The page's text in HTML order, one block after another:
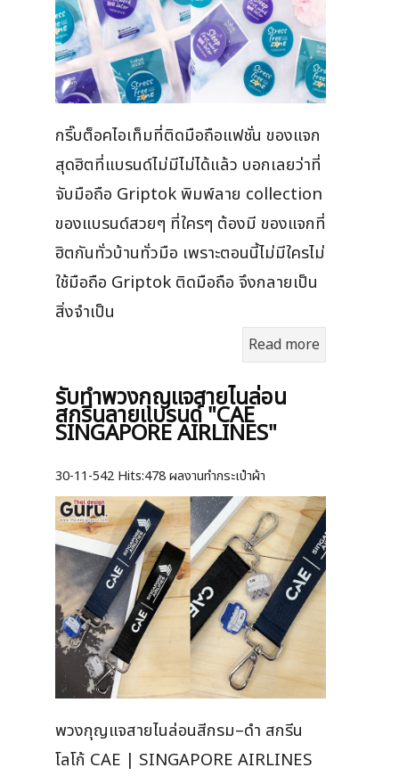
กริ๊บต็อคไอเท็มที่ติดมือถือแฟชั่น ของแจก
สุดฮิตที่แบรนด์ไม่มีไม่ได้แล้ว บอกเลยว่าที่
จับมือถือ Griptok พิมพ์ลาย collection
ของแบรนด์สวยๆ ที่ใครๆ ต้องมี ของแจกที่
ฮิตกันทั่วบ้านทั่วมือ เพราะตอนนี้ไม่มีใครไม่
ใช้มือถือ Griptok ติดมือถือ จึงกลายเป็น
สิ่งจำเป็น
Read more
รับทำพวงกุญแจสายไนล่อน
สกรีนลายแบรนด์ "CAE
SINGAPORE AIRLINES"
30-11-542 Hits:478 ผลงานทำกระเป๋าผ้า
พวงกุญแจสายไนล่อนสีกรม–ดำ สกรีน
โลโก้ CAE | SINGAPORE AIRLINES